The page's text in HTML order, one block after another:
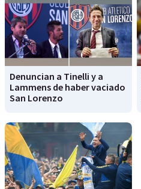
Denuncian a Tinelli y a
Lammens de haber vaciado
San Lorenzo